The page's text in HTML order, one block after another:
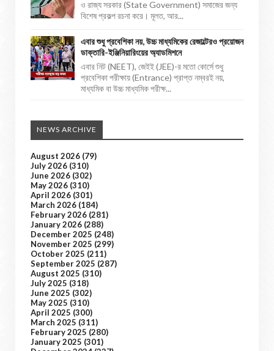
ও রাজ্য সরকার (State Government) সমাজের জন্য
বিশেষ প্রকল্প রচনা করে। মূলত, আর...
এবার শুধু প্রবেশিকা নয়, উচ্চ মাধ্যমিকের রেজাল্টেরও প্রয়োজন
ডাক্তারি-ইঞ্জিনিয়ারিংয়ের অ্যাডমিশনে
এবার নিট (NEET), জেইই (JEE)-র মতো কোর্সে শুধু
প্রবেশিকা পরীক্ষায় (Entrance) প্রাপ্ত নম্বরই নয়,
মাধ্যমিক বা উচ্চ মাধ্যমিক পরীক্ষ...
NEWS ARCHIVE
August 2026 (79)
July 2026 (310)
June 2026 (302)
May 2026 (310)
April 2026 (301)
March 2026 (184)
February 2026 (281)
January 2026 (288)
December 2025 (248)
November 2025 (299)
October 2025 (211)
September 2025 (287)
August 2025 (310)
July 2025 (318)
June 2025 (302)
May 2025 (310)
April 2025 (300)
March 2025 (311)
February 2025 (280)
January 2025 (301)